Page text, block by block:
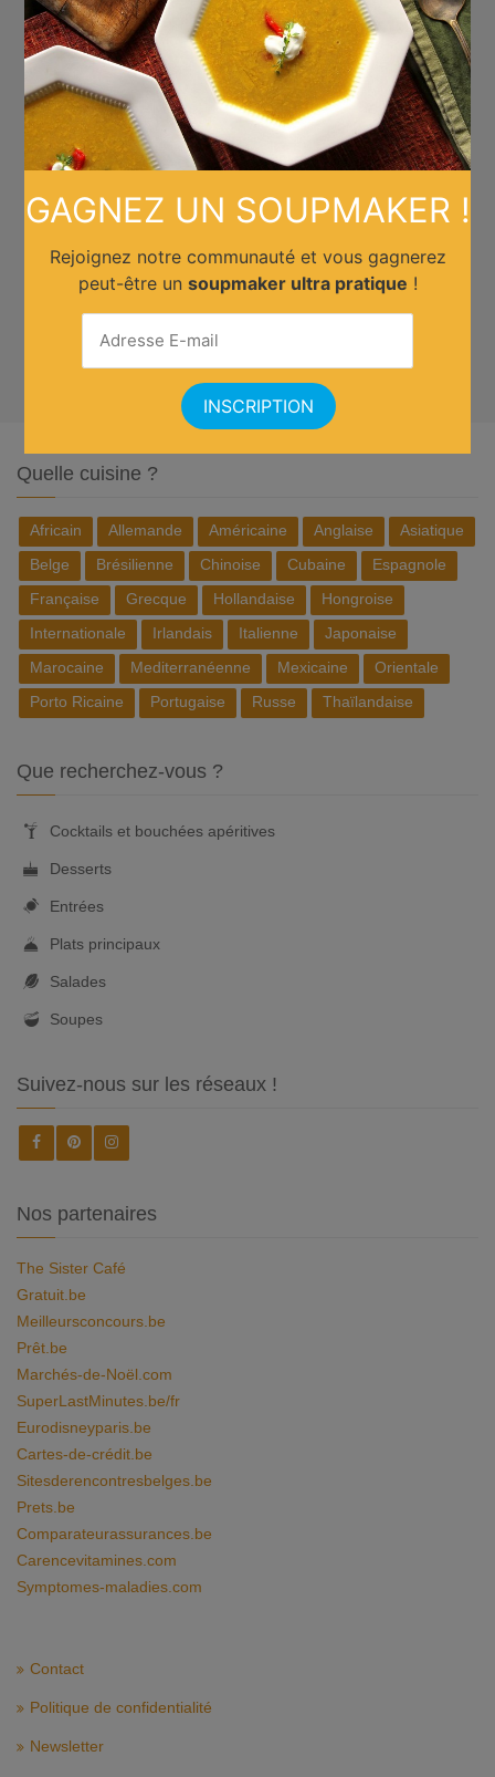
Quelle cuisine ?
Africain Allemande Américaine Anglaise
Asiatique
Belge
Brésilienne Chinoise Cubaine
Espagnole
Française
Grecque Hollandaise
Hongroise
Internationale
Irlandais Italienne
Japonaise
Marocaine
Mediterranéenne Mexicaine
Orientale
Porto Ricaine
Portugaise Russe Thaïlandaise
Que recherchez-vous ?
Cocktails et bouchées apéritives
Desserts
Entrées
Plats principaux
Salades
Soupes
Suivez-nous sur les réseaux !
Nos partenaires
The Sister Café
Gratuit.be
Meilleursconcours.be
Prêt.be
Marchés-de-Noël.com
SuperLastMinutes.be/fr
Eurodisneyparis.be
Cartes-de-crédit.be
Sitesderencontresbelges.be
Prets.be
Comparateurassurances.be
Carencevitamines.com
Symptomes-maladies.com
Contact
Politique de confidentialité
Newsletter
GAGNEZ UN SOUPMAKER !
Rejoignez notre communauté et vous gagnerez
peut-être un soupmaker ultra pratique !